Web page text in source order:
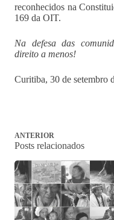
reconhecidos na
169 da OIT.
Na defesa das
direito a menos!
Curitiba, 30 de setembro
ANTERIOR
Posts relacionados